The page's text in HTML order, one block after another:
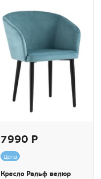
7990 Р
Цена
Кресло Ральф велюр